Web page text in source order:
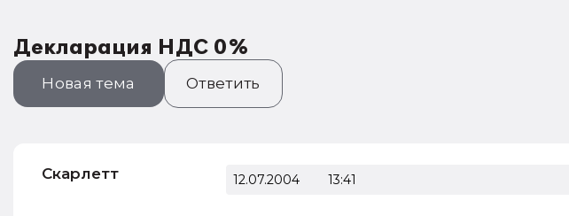
Декларация НДС 0%
Новая тема Ответить
Скарлетт 12.07.2004 13:41
Автоматизация